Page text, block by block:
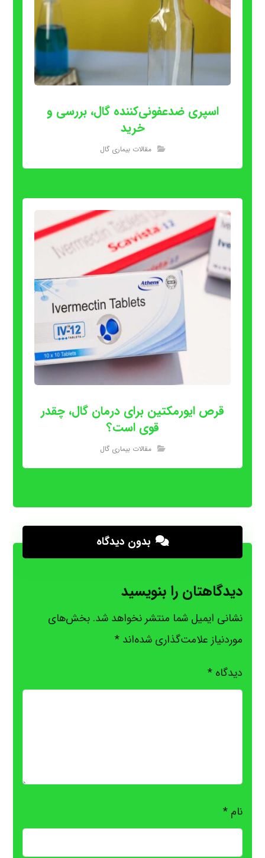
اسپری ضدعفونی‌کننده گال، بررسی و
خرید
مقالات بیماری گال
قرص ایورمکتین برای درمان گال، چقدر
قوی است؟
مقالات بیماری گال
بدون دیدگاه
دیدگاهتان را بنویسید
نشانی ایمیل شما منتشر نخواهد شد. بخش‌های
موردنیاز علامت‌گذاری شده‌اند*
دیدگاه*
نام*